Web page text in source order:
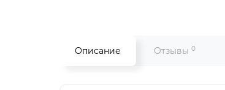
Описание Отзывы 0